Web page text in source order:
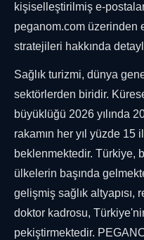
kişiselleştirilmiş e-
peganom.com üzerinden
stratejileri hakkında
Sağlık turizmi, dünya
sektörlerden biridir.
büyüklüğü 2026 yılında
rakamın her yıl yüzde 15
beklenmektedir. Türkiye,
ülkelerin başında
gelişmiş sağlık
doktor kadrosu,
pekiştirmektedir.